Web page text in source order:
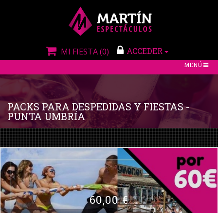
MI FIESTA(0) ACCEDER
TOGGLE
MENÚ
PACKS PARA DESPEDIDAS Y FIESTAS -
PUNTA UMBRÍA
60,00 €